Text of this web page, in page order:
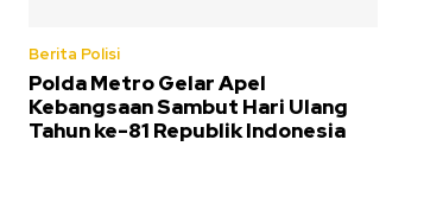
Berita Polisi
Polda Metro Gelar Apel
Kebangsaan Sambut Hari Ulang
Tahun ke-81 Republik Indonesia